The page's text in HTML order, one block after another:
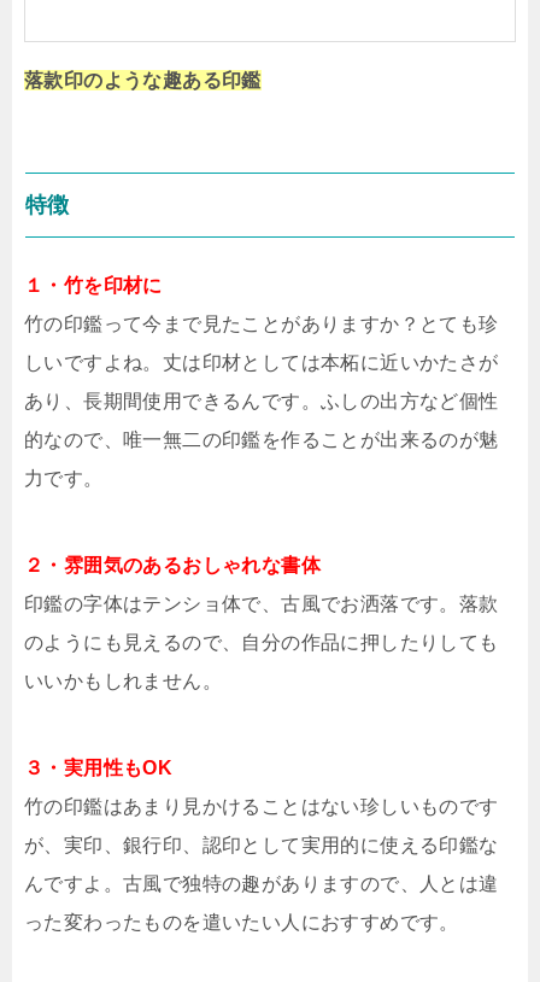
落款印のような趣ある印鑑
特徴
１・竹を印材に
竹の印鑑って今まで見たことがありますか？とても珍
しいですよね。丈は印材としては本柘に近いかたさが
あり、長期間使用できるんです。ふしの出方など個性
的なので、唯一無二の印鑑を作ることが出来るのが魅
力です。
２・雰囲気のあるおしゃれな書体
印鑑の字体はテンショ体で、古風でお洒落です。落款
のようにも見えるので、自分の作品に押したりしても
いいかもしれません。
３・実用性もOK
竹の印鑑はあまり見かけることはない珍しいものです
が、実印、銀行印、認印として実用的に使える印鑑な
んですよ。古風で独特の趣がありますので、人とは違
った変わったものを遣いたい人におすすめです。